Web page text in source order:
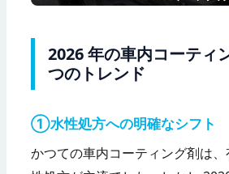
2026 年の車内コーティ
つのトレンド
①水性処方への明確なシフト
かつての車内コーティング剤は